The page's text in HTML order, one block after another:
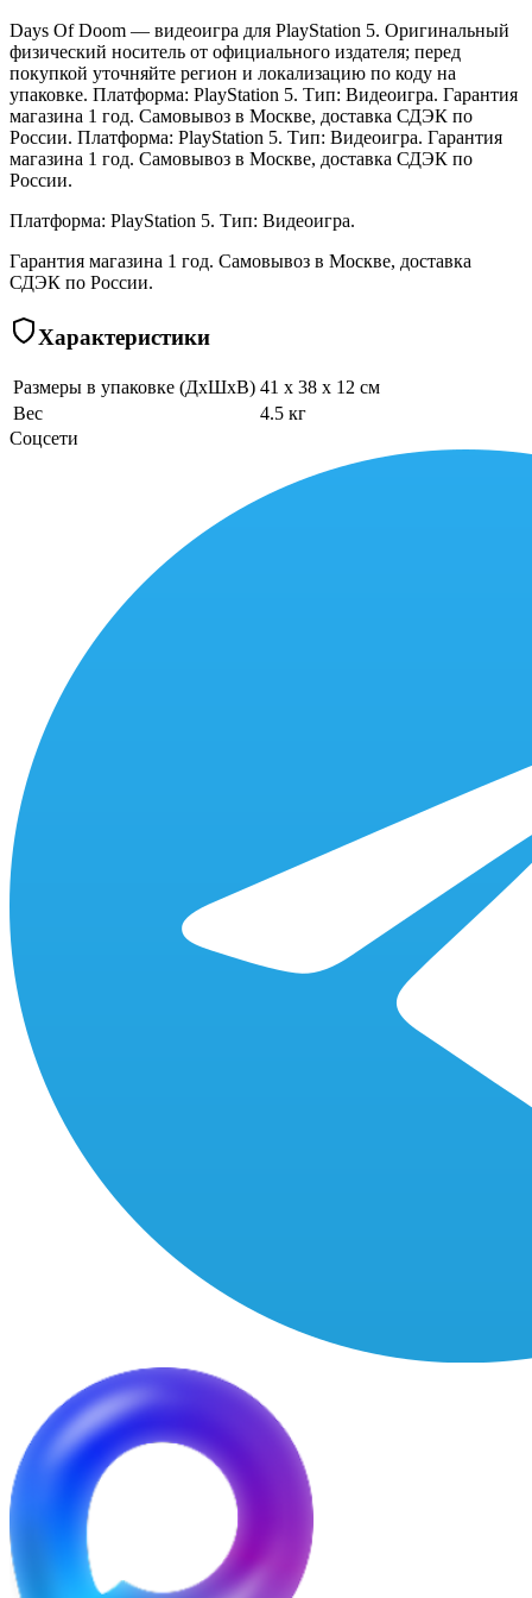
Days Of Doom — видеоигра для PlayStation 5. Оригинальный
физический носитель от официального издателя; перед
покупкой уточняйте регион и локализацию по коду на
упаковке. Платформа: PlayStation 5. Тип: Видеоигра. Гарантия
магазина 1 год. Самовывоз в Москве, доставка СДЭК по
России. Платформа: PlayStation 5. Тип: Видеоигра. Гарантия
магазина 1 год. Самовывоз в Москве, доставка СДЭК по
России.
Платформа: PlayStation 5. Тип: Видеоигра.
Гарантия магазина 1 год. Самовывоз в Москве, доставка
СДЭК по России.
Характеристики
Размеры в упаковке (ДхШхВ) 41 x 38 x 12 см
Вес
4.5 кг
Соцсети